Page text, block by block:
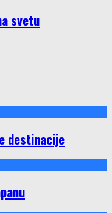
svetu
destinacije